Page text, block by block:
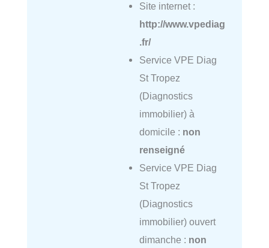
Site internet :
http://www.vpediag
.fr/
Service VPE Diag
St Tropez
(Diagnostics
immobilier) à
domicile : non
renseigné
Service VPE Diag
St Tropez
(Diagnostics
immobilier) ouvert
dimanche : non